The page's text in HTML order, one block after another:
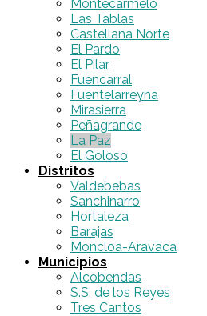
Montecarmelo
Las Tablas
Castellana Norte
El Pardo
El Pilar
Fuencarral
Fuentelarreyna
Mirasierra
Peñagrande
La Paz
El Goloso
Distritos
Valdebebas
Sanchinarro
Hortaleza
Barajas
Moncloa-Aravaca
Municipios
Alcobendas
S.S. de los Reyes
Tres Cantos